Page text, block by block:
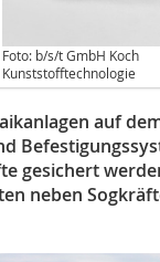
Foto: b/s/t GmbH Koch
Kunststofftechnologie
auf
gesichert
neben